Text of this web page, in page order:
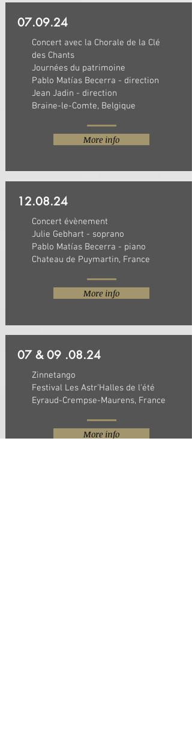
07.09.24
Concert avec la Chorale de la Clé
des Chants
Journées du patrimoine
Pablo Matías Becerra - direction
Jean Jadin - direction
Braine-le-Comte, Belgique
More info
12.08.24
Concert évènement
Julie Gebhart - soprano
Pablo Matías Becerra - piano
Chateau de Puymartin, France
More info
07 & 09 .08.24
Zinnetango
Festival Les Astr'Halles de l'été
Eyraud-Crempse-Maurens, France
More info